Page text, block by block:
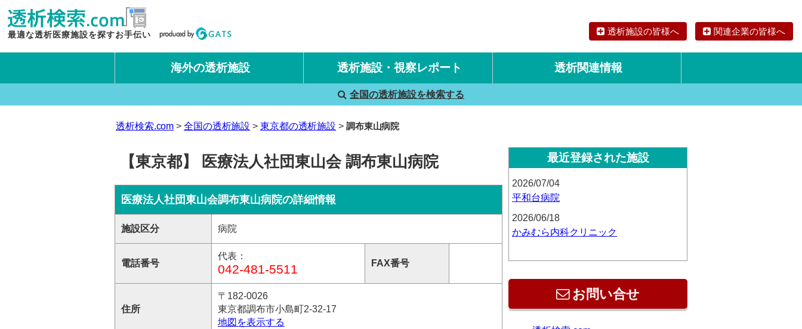
最適な透析医療施設を探すお手伝い 透析施設の皆様へ 関連企業の皆様へ
海外の透析施設 透析施設・視察レポート
国内旅行透析レポート
海外旅行透析レポート
透析関連情報
全国の透析施設を検索する
透析検索.com 全国の透析施設 東京都の透析施設 調布東山病院
【東京都】 医療法人社団東山会 調布東山病院
医療法人社団東山会調布東山病院の詳細情報
施設区分 病院
電話番号
代表：
042-481-5511 FAX番号
住所
〒182-0026
東京都調布市小島町2-32-17
地図を表示する
最近登録された施設
2026/07/04
平和台病院
2026/06/18
かみむら内科クリニック
お問い合せ